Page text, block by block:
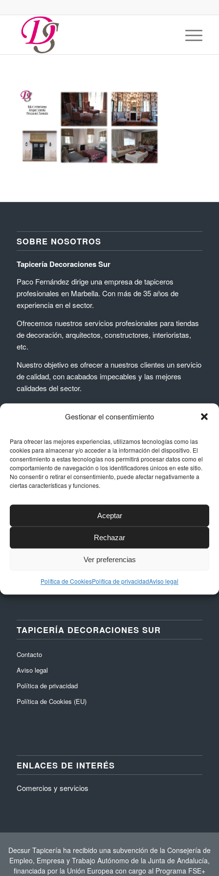
Gestionar el consentimiento
Para ofrecer las mejores experiencias, utilizamos tecnologías como las
cookies para almacenar y/o acceder a la información del dispositivo. El
consentimiento a estas tecnologías nos permitirá procesar datos como el
comportamiento de navegación o los identificadores únicos en este sitio.
No consentir o retirar el consentimiento, puede afectar negativamente a
ciertas características y funciones.
Aceptar
Rechazar
Ver preferencias
Política de CookiesPolítica de privacidadAviso legal
SOBRE NOSOTROS
Tapicería Decoraciones Sur
Paco Fernández dirige una empresa de tapiceros
profesionales en Marbella. Con más de 35 años de
experiencia en el sector.
Ofrecemos nuestros servicios profesionales para tiendas
de decoración, arquitectos, constructores, interioristas,
etc.
Nuestro objetivo es ofrecer a nuestros clientes un servicio
de calidad, con acabados impecables y las mejores
calidades del sector.
DATOS DE CONTACTO
Dirección
Calle Níquel, 24, Polígono La Albarizas,
29603, Marbella (Málaga)
Teléfono
952 861 712 – 661 287 012
TAPICERÍA DECORACIONES SUR
Contacto
Aviso legal
Política de privacidad
Política de Cookies (EU)
ENLACES DE INTERÉS
Comercios y servicios
Decsur Tapicería ha recibido una subvención de la Consejería de
Empleo, Empresa y Trabajo Autónomo de la Junta de Andalucía,
financiada por la Unión Europea con cargo al Programa FSE+